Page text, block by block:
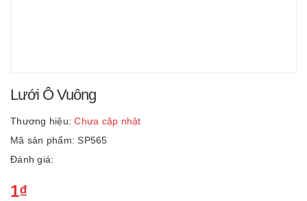
Lưới Ô Vuông
Thương hiệu: Chưa cập nhật
Mã sản phẩm: SP565
Đánh giá:
1₫